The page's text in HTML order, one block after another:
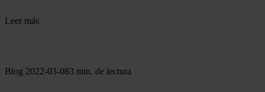
Leer más
Blog 2022-03-083 min. de lectura